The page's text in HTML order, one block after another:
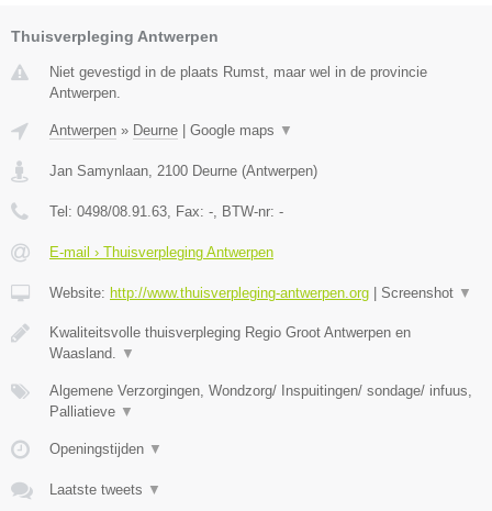
Thuisverpleging Antwerpen
Niet gevestigd in de plaats Rumst, maar wel in de provincie
Antwerpen.
Antwerpen » Deurne Google maps ▼
Jan Samynlaan 2100 Deurne (Antwerpen)
Tel: 0498/08.91.63 , Fax: - , BTW-nr: -
E-mail › Thuisverpleging Antwerpen
Website: http://www.thuisverpleging-antwerpen.org Screenshot ▼
Kwaliteitsvolle thuisverpleging Regio Groot Antwerpen en
Waasland.
▼
Algemene Verzorgingen, Wondzorg/ Inspuitingen/ sondage/ infuus,
Palliatieve ▼
Openingstijden ▼
Laatste tweets ▼